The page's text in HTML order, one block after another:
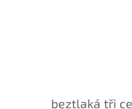
beztlaká tři